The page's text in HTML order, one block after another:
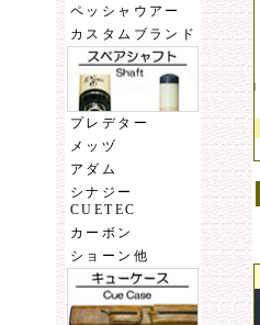
ペッシャウアー
カスタムブランド
プレデター
メッヅ
アダム
シナジー
CUETEC
カーボン
ショーン他